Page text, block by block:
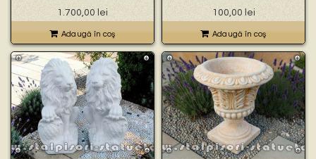
1.700,00 lei
Adaugă în coş
100,00 lei
Adaugă în coş